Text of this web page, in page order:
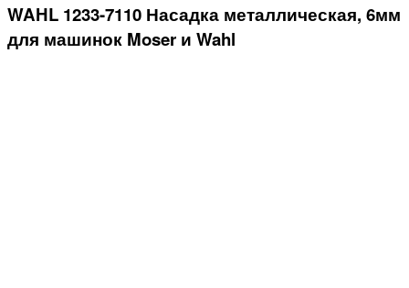
WAHL 1233-7110 Насадка металлическая, 6мм
для машинок Moser и Wahl